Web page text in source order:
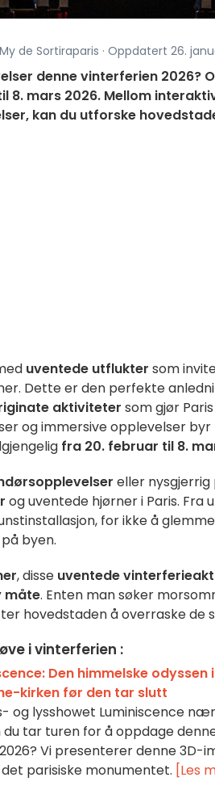
My de Sortiraparis · Oppdatert 26.
denne vinterferien 2026?
8. mars 2026. Mellom
kan du utforske
uventede utflukter som
Dette er den perfekte
aktiviteter som gjør
og immersive opplevelser
fra 20. februar til 8.
eller
og uventede hjørner i Paris. Fra
for ikke å glemme
byen.
, disse uventede
måte. Enten man søker
hovedstaden å overraske de
i vinterferien :
Den himmelske
kirken før den tar slutt
og lysshowet Luminiscence
du tar turen for å oppdage
Vi presenterer denne
parisiske monumentet. [Les